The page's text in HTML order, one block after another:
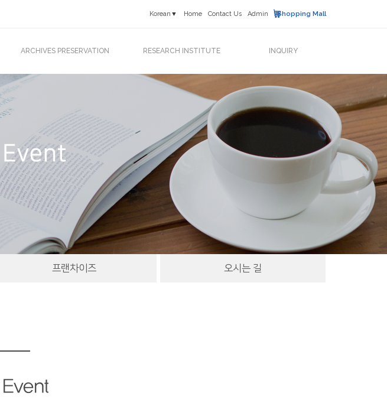
Korean▼ Home Contact Us Admin Shopping Mall
ARCHIVES PRESERVATION
소독 서비스
RESEARCH INSTITUTE
연구소 소개
연구활동
연구실적
INQUIRY
News & Event
고객문의
프랜차이즈 오시는 길